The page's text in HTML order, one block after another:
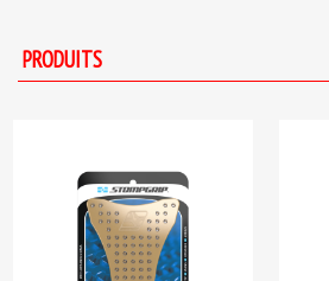
PRODUITS